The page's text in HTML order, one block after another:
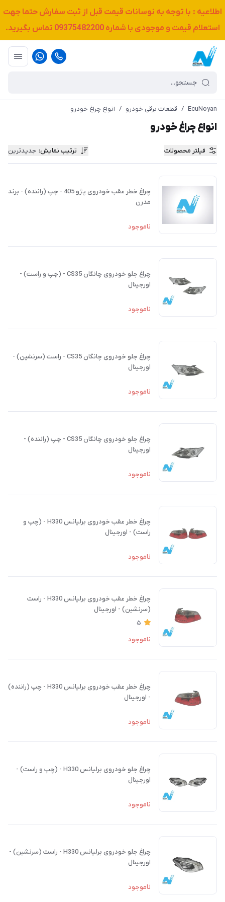
اطلاعیه : با توجه به نوسانات قیمت قبل از ثبت سفارش حتما جهت
استعلام قیمت و موجودی با شماره09375482200 تماس بگیرید.
EcuNoyan
/ قطعات برقی خودرو / انواع چراغ خودرو
انواع چراغ خودرو
فیلتر محصولات ترتیب نمایش: جدیدترین
چراغ خطر عقب خودروی پژو 405 - چپ (راننده) - برند
مدرن
ناموجود
چراغ جلو خودروی چانگان CS35 - (چپ و راست) -
اورجینال
ناموجود
چراغ جلو خودروی چانگان CS35 - راست (سرنشین) -
اورجینال
ناموجود
چراغ جلو خودروی چانگان CS35 - چپ (راننده) -
اورجینال
ناموجود
چراغ خطر عقب خودروی برلیانس H330 - (چپ و
راست) - اورجینال
ناموجود
چراغ خطر عقب خودروی برلیانس H330 - راست
(سرنشین) - اورجینال
5
ناموجود
چراغ خطر عقب خودروی برلیانس H330 - چپ (راننده)
- اورجینال
ناموجود
چراغ جلو خودروی برلیانس H330 - (چپ و راست) -
اورجینال
ناموجود
چراغ جلو خودروی برلیانس H330 - راست (سرنشین) -
اورجینال
ناموجود